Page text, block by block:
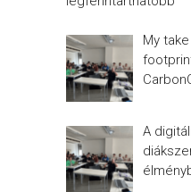
My
A